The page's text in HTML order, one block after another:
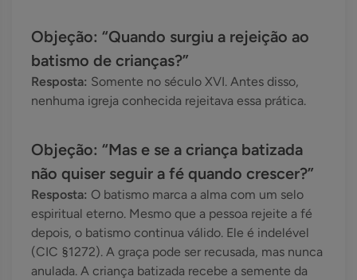
Objeção: “Quando surgiu a rejeição ao
batismo de crianças?”
Resposta: Somente no século XVI. Antes disso,
nenhuma igreja conhecida rejeitava essa prática.
Objeção: “Mas e se a criança batizada
não quiser seguir a fé quando crescer?”
Resposta: O batismo marca a alma com um selo
espiritual eterno. Mesmo que a pessoa rejeite a fé
depois, o batismo continua válido. Ele é indelével
(CIC §1272). A graça pode ser recusada, mas nunca
anulada. A criança batizada recebe a semente da